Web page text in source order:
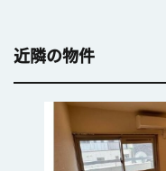
近隣の物件